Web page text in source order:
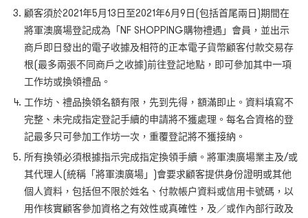
顧客須於2021年5月13日至2021年6月9日(包括首尾兩日)期間在
將軍澳廣場登記成為「NF SHOPPING購物禮遇」會員，並出示
商戶即日發出的電子收據及相符的正本電子貨幣顧客付款交易存
根(最多兩張不同商戶之收據)前往登記地點，即可參加其中一項
工作坊或換領禮品。
工作坊、禮品換領名額有限，先到先得，額滿即止。資料填寫不
完整、未完成指定登記手續的申請將不獲處理。每名合資格的登
記最多只可參加工作坊一次，重覆登記將不獲接納。
所有換領必須根據指示完成指定換領手續。將軍澳廣場業主及/或
其代理人(統稱「將軍澳廣場」)會要求顧客提供身份證明或其他
個人資料，包括但不限於姓名、付款帳户資料或信用卡號碼，以
用作核實顧客參加資格之有效性或真確性，及／或作內部行政及